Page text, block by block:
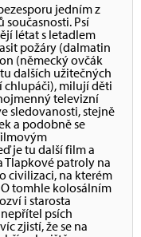
jedním z
Psí
létat s letadlem
požáry (dalmatin
(německý ovčák
dalších užitečných
chlupáči), milují děti
televizní
sledovanosti, stejně
a podobně se
je tu další film a
Tlapkové patroly na
civilizaci, na kterém
tomhle kolosálním
i starosta
psích
zjistí, že se na